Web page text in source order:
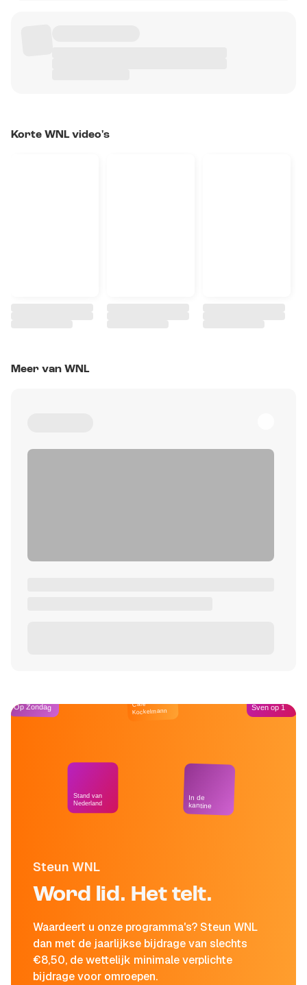
Korte WNL video's
Meer van WNL
Steun WNL
Word lid. Het telt.
Waardeert u onze programma's? Steun WNL
dan met de jaarlijkse bijdrage van slechts
€8,50, de wettelijk minimale verplichte
bijdrage voor omroepen.
Op Zondag
Stand van
Nederland
Café
Kockelmann
In de
kantine
Sven op 1